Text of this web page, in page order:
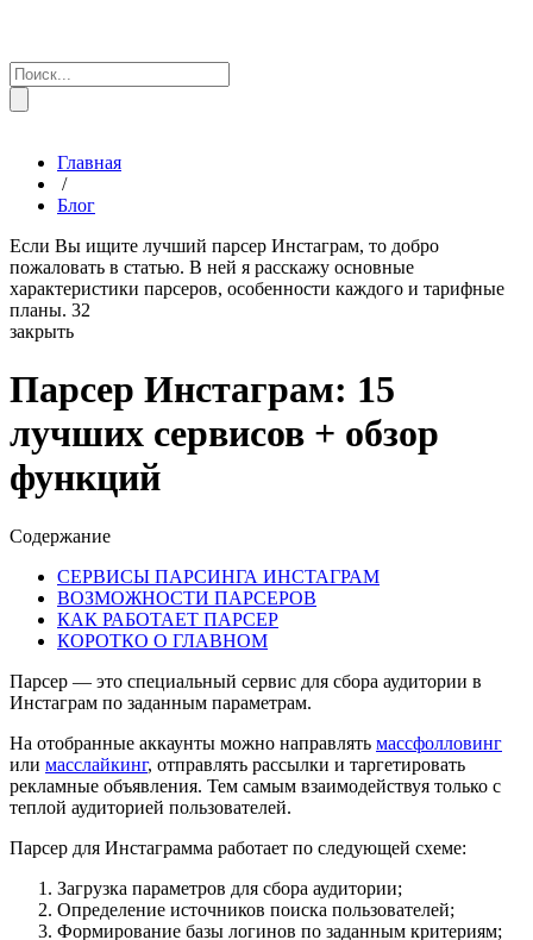
Главная
/
Блог
Если Вы ищите лучший парсер Инстаграм, то добро
пожаловать в статью. В ней я расскажу основные
характеристики парсеров, особенности каждого и тарифные
планы. 32
закрыть
Парсер Инстаграм: 15
лучших сервисов + обзор
функций
Содержание
СЕРВИСЫ ПАРСИНГА ИНСТАГРАМ
ВОЗМОЖНОСТИ ПАРСЕРОВ
КАК РАБОТАЕТ ПАРСЕР
КОРОТКО О ГЛАВНОМ
Парсер — это специальный сервис для сбора аудитории в
Инстаграм по заданным параметрам.
На отобранные аккаунты можно направлять массфолловинг
или масслайкинг, отправлять рассылки и таргетировать
рекламные объявления. Тем самым взаимодействуя только с
теплой аудиторией пользователей.
Парсер для Инстаграмма работает по следующей схеме:
Загрузка параметров для сбора аудитории;
Определение источников поиска пользователей;
Формирование базы логинов по заданным критериям;